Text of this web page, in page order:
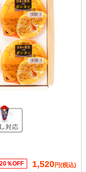
無料
り のし対応
20％OFF 1,520円(税込)